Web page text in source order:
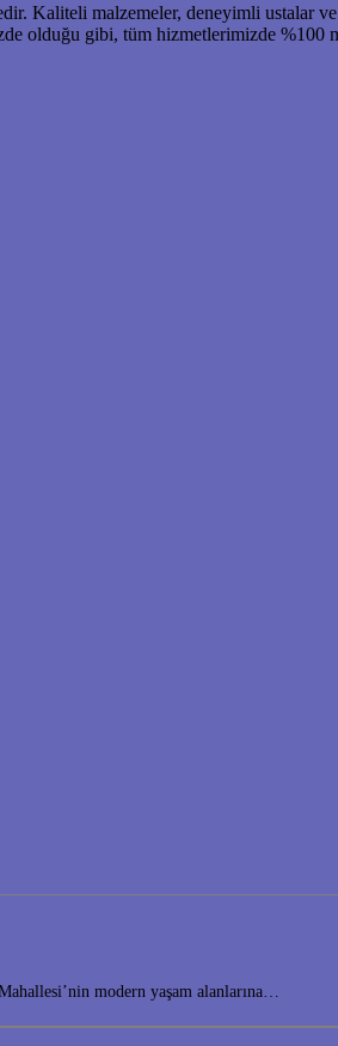
Kaliteli malzemeler, deneyimli ustalar
olduğu gibi, tüm hizmetlerimizde %100
modern yaşam alanlarına…